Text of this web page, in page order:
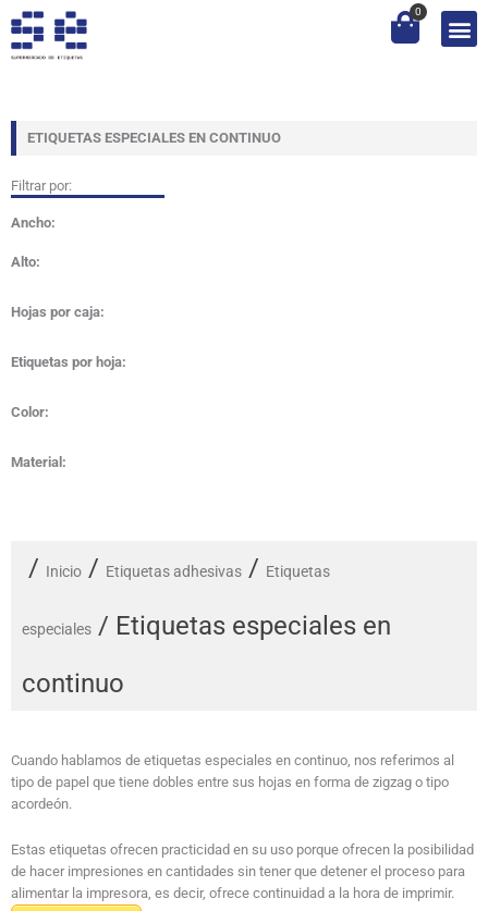
contenido
0
ETIQUETAS ESPECIALES EN CONTINUO
Filtrar por:
Ancho:
Alto:
Hojas por caja:
Etiquetas por hoja:
Color:
Material:
/ Inicio / Etiquetas adhesivas / Etiquetas
especiales / Etiquetas especiales en
continuo
Cuando hablamos de etiquetas especiales en continuo, nos referimos al
tipo de papel que tiene dobles entre sus hojas en forma de zigzag o tipo
acordeón.
Estas etiquetas ofrecen practicidad en su uso porque ofrecen la posibilidad
de hacer impresiones en cantidades sin tener que detener el proceso para
alimentar la impresora, es decir, ofrece continuidad a la hora de imprimir.